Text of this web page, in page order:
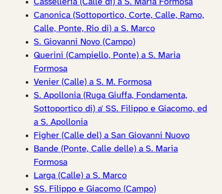
Casselleria (Calle di) a S. Maria Formosa
Canonica (Sottoportico, Corte, Calle, Ramo,
Calle, Ponte, Rio di) a S. Marco
S. Giovanni Novo (Campo)
Querini (Campiello, Ponte) a S. Maria
Formosa
Venier (Calle) a S. M. Formosa
S. Apollonia (Ruga Giuffa, Fondamenta,
Sottoportico di) a' SS. Filippo e Giacomo, ed
a S. Apollonia
Figher (Calle del) a San Giovanni Nuovo
Bande (Ponte, Calle delle) a S. Maria
Formosa
Larga (Calle) a S. Marco
SS. Filippo e Giacomo (Campo)